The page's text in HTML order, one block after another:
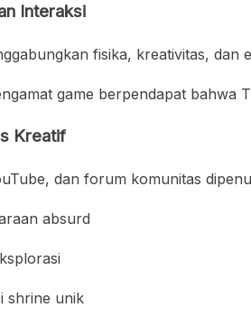
Interaksi
fisika, kreativitas, dan
game berpendapat bahwa
Kreatif
dan forum komunitas
absurd
shrine unik